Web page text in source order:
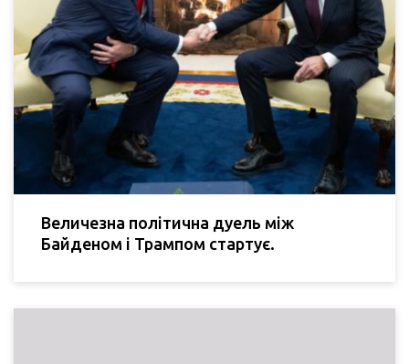
Величезна політична дуель між
Байденом і Трампом стартує.